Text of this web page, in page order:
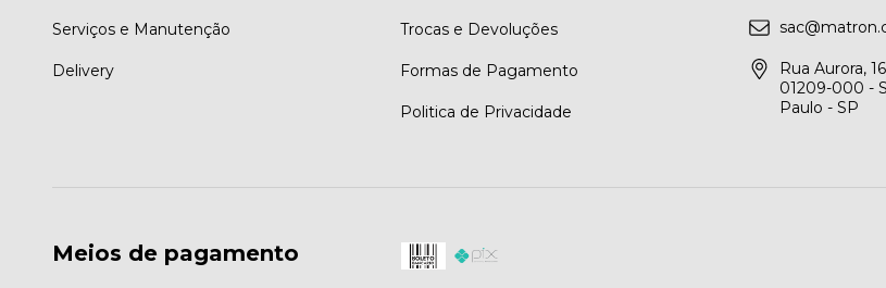
Serviços e Manutenção
Delivery
Trocas e Devoluções
Formas de Pagamento
Politica de Privacidade
Rua Aurora,
01209-000 -
Paulo - SP
Meios de pagamento